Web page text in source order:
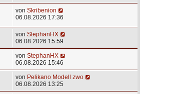
von Skribenion
06.08.2026 17:36
von StephanHX
06.08.2026 15:59
von StephanHX
06.08.2026 15:46
von Pelikano Modell zwo
06.08.2026 13:25